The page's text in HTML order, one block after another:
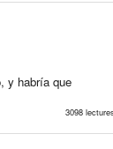
y habría que
3098